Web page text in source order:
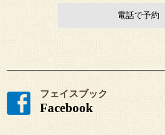
電話で予約
フェイスブック
Facebook